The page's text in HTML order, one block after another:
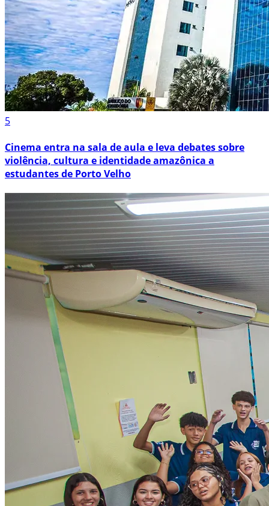
5
Cinema entra na sala de aula e leva debates sobre
violência, cultura e identidade amazônica a
estudantes de Porto Velho